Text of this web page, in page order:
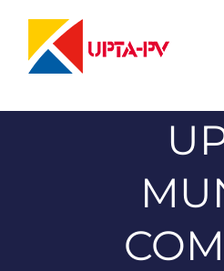
contenido